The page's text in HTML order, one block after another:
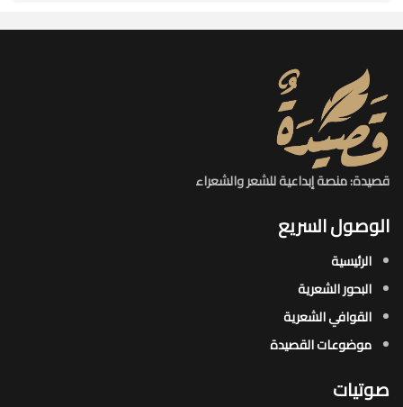
قصيدة: منصة إبداعية للشعر والشعراء
الوصول السريع
الرئيسية
البحور الشعرية​
القوافي الشعرية​
موضوعات القصيدة​
صوتيات